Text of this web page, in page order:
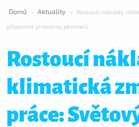
Domů > Aktuality > Rostoucí náklady,
připomíná problémy pěstitelů
Rostoucí
klimatická
práce: